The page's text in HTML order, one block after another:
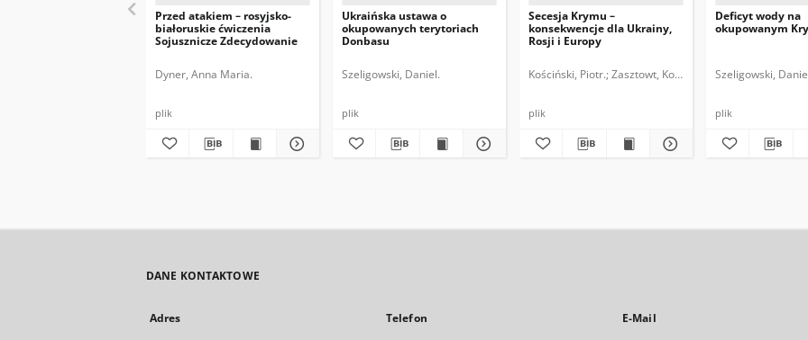
Przed atakiem – rosyjsko-
białoruskie ćwiczenia
Sojusznicze Zdecydowanie
Dyner, Anna Maria.
plik
Ukraińska ustawa o
okupowanych terytoriach
Donbasu
Szeligowski, Daniel.
plik
Secesja Krymu –
konsekwencje dla Ukrainy,
Rosji i Europy
Kościński, Piotr. Zasztowt, Konrad.
plik
Deficyt wody na
okupowanym
Szeligowski,
plik
DANE KONTAKTOWE
Adres Telefon E-Mail